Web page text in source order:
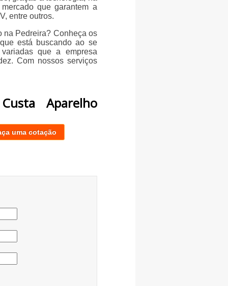
que garantem a
entre outros.
na Pedreira? Conheça os
está buscando ao se
que a empresa
Com nossos serviços
Aparelho
uma cotação